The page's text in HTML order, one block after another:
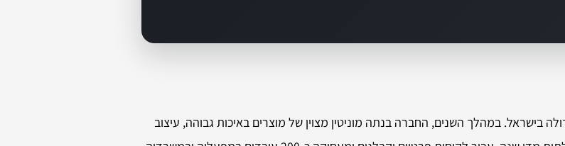
בישראל. במהלך השנים, החברה בנתה מוניטין מצוין של מוצרים באיכות גבוהה, עיצוב